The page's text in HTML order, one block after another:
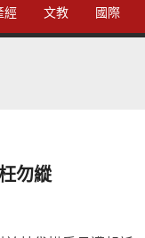
經 文教 國際
勿縱